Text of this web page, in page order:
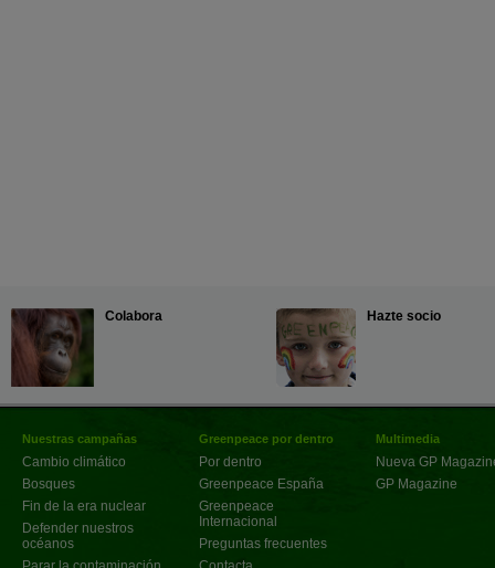
Colabora Hazte socio
Nuestras campañas
Cambio climático
Bosques
Fin de la era nuclear
Defender nuestros
océanos
Greenpeace por dentro
Por dentro
Greenpeace España
Greenpeace
Internacional
Preguntas frecuentes
Multimedia
Nueva GP
GP Magazine